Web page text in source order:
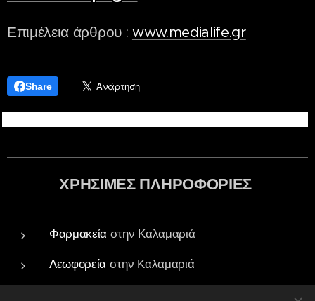
Επιμέλεια άρθρου : www.medialife.gr
Share
ΧΡΗΣΙΜΕΣ ΠΛΗΡΟΦΟΡΙΕΣ
Φαρμακεία στην Καλαμαριά
Λεωφορεία στην Καλαμαριά